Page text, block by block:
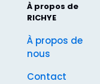
À propos de
RICHYE
À propos de
nous
Contact